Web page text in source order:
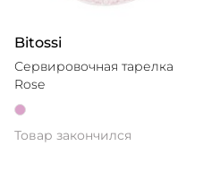
Bitossi
Сервировочная тарелка
Rose
Товар закончился